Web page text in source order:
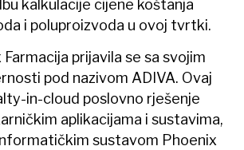
kalkulacije cijene koštanja
i poluproizvoda u ovoj tvrtki.
prijavila se sa svojim
pod nazivom ADIVA. Ovaj
in-cloud poslovno rješenje
aplikacijama i sustavima,
sustavom Phoenix